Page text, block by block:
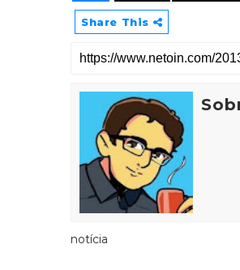
Share This
notícia